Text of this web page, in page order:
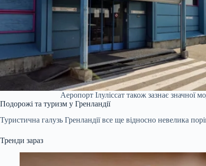
Аеропорт Ілуліссат також зазнає значної
Подорожі та туризм у Гренландії
Туристична галузь Гренландії все ще відносно невелика
Тренди зараз